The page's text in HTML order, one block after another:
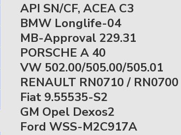
API SN/CF, ACEA C3
BMW Longlife-04
MB-Approval 229.31
PORSCHE A 40
VW 502.00/505.00/505.01
RENAULT RN0710 / RN0700
Fiat 9.55535-S2
GM Opel Dexos2
Ford WSS-M2C917A